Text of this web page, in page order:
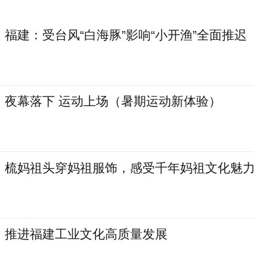
福建：受台风“白海豚”影响“小开渔”全面推迟
夜幕落下 运动上场（暑期运动新体验）
梳妈祖头穿妈祖服饰，感受千年妈祖文化魅力
推进福建工业文化高质量发展